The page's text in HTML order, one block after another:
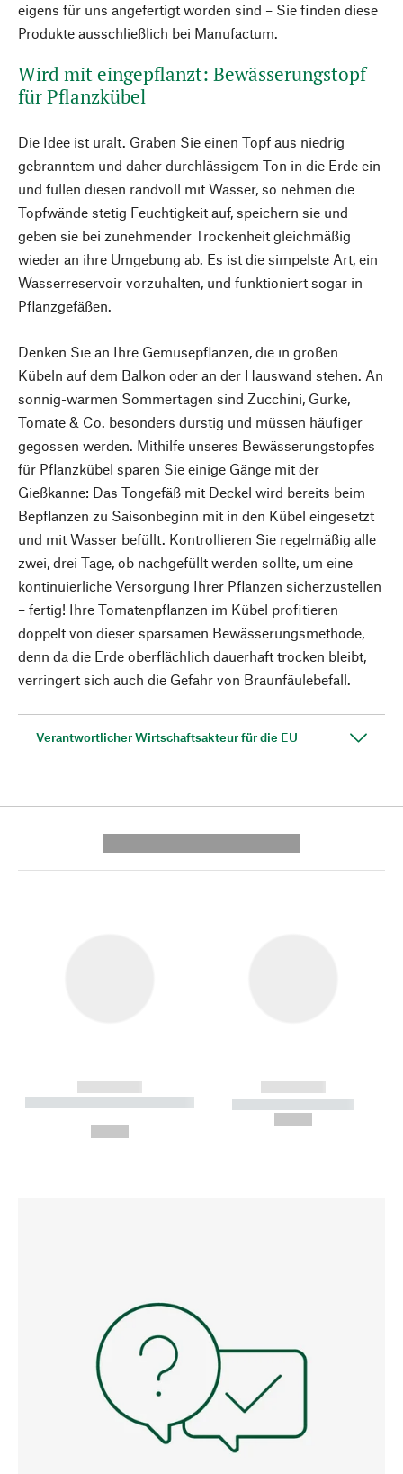
eigens für uns angefertigt worden sind – Sie finden diese
Produkte ausschließlich bei Manufactum.
Wird mit eingepflanzt: Bewässerungstopf
für Pflanzkübel
Die Idee ist uralt. Graben Sie einen Topf aus niedrig
gebranntem und daher durchlässigem Ton in die Erde ein
und füllen diesen randvoll mit Wasser, so nehmen die
Topfwände stetig Feuchtigkeit auf, speichern sie und
geben sie bei zunehmender Trockenheit gleichmäßig
wieder an ihre Umgebung ab. Es ist die simpelste Art, ein
Wasserreservoir vorzuhalten, und funktioniert sogar in
Pflanzgefäßen.
Denken Sie an Ihre Gemüsepflanzen, die in großen
Kübeln auf dem Balkon oder an der Hauswand stehen. An
sonnig-warmen Sommertagen sind Zucchini, Gurke,
Tomate & Co. besonders durstig und müssen häufiger
gegossen werden. Mithilfe unseres Bewässerungstopfes
für Pflanzkübel sparen Sie einige Gänge mit der
Gießkanne: Das Tongefäß mit Deckel wird bereits beim
Bepflanzen zu Saisonbeginn mit in den Kübel eingesetzt
und mit Wasser befüllt. Kontrollieren Sie regelmäßig alle
zwei, drei Tage, ob nachgefüllt werden sollte, um eine
kontinuierliche Versorgung Ihrer Pflanzen sicherzustellen
– fertig! Ihre Tomatenpflanzen im Kübel profitieren
doppelt von dieser sparsamen Bewässerungsmethode,
denn da die Erde oberflächlich dauerhaft trocken bleibt,
verringert sich auch die Gefahr von Braunfäulebefall.
Verantwortlicher Wirtschaftsakteur für die EU
------------
----------- ----------- --------
------------
----------- -----------